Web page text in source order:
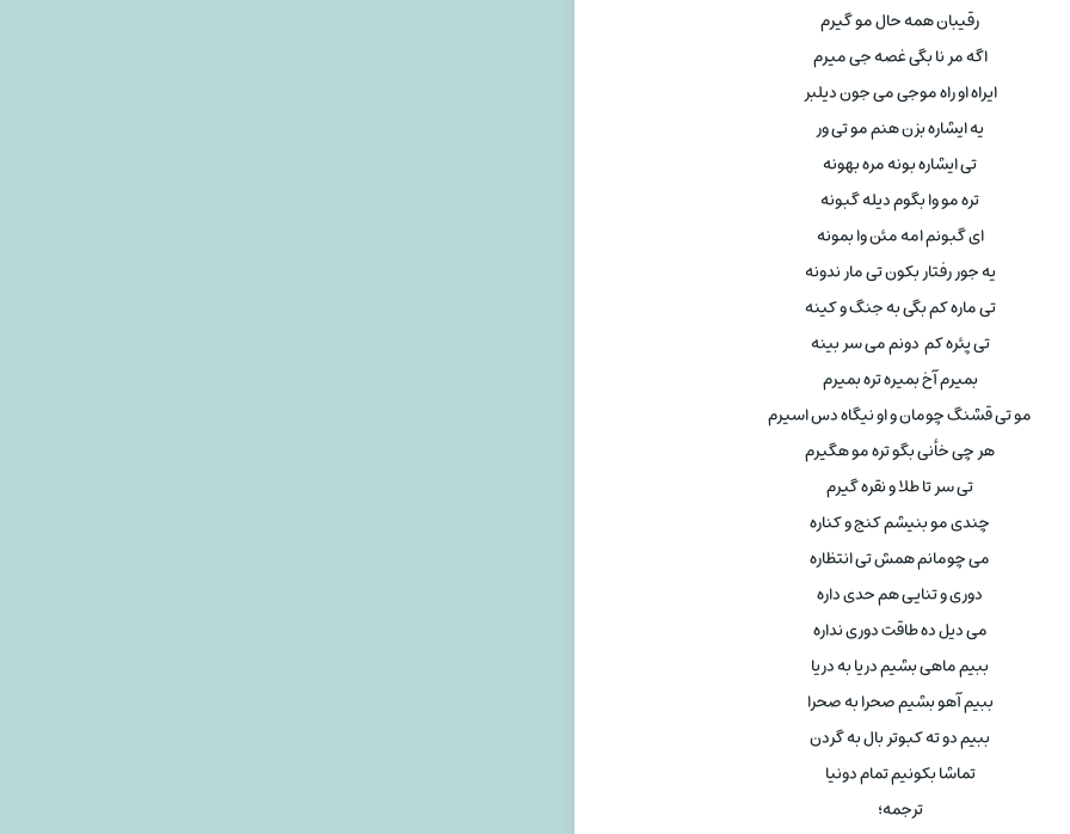
رقیبان همه حال مو گیرم
اگه مر نا بگی غصه جی میرم
ایراه او راه موجی می جون دیلبر
یه ایشاره بزن هنم مو تی ور
تی ایشاره بونه مره بهونه
تره مو وا بگوم دیله گبونه
ای گبونم امه مئن وا بمونه
یه جور رفتار بکون تی مار ندونه
تی ماره کم بگی به جنگ و کینه
تی پئره کم دونم می سر بینه
بمیرم آخ بمیره تره بمیرم
مو تی قشنگ چومان و او نیگاه دس اسیرم
هر چی خأنی بگو تره مو هگیرم
تی سر تا طلا و نقره گیرم
چندی مو بنیشم کنج و کناره
می چومانم همش تی انتظاره
دوری و تنایی هم حدی داره
می دیل ده طاقت دوری نداره
ببیم ماهی بشیم دریا به دریا
ببیم آهو بشیم صحرا به صحرا
ببیم دو ته کبوتر بال به گردن
تماشا بکونیم تمام دونیا
ترجمه؛